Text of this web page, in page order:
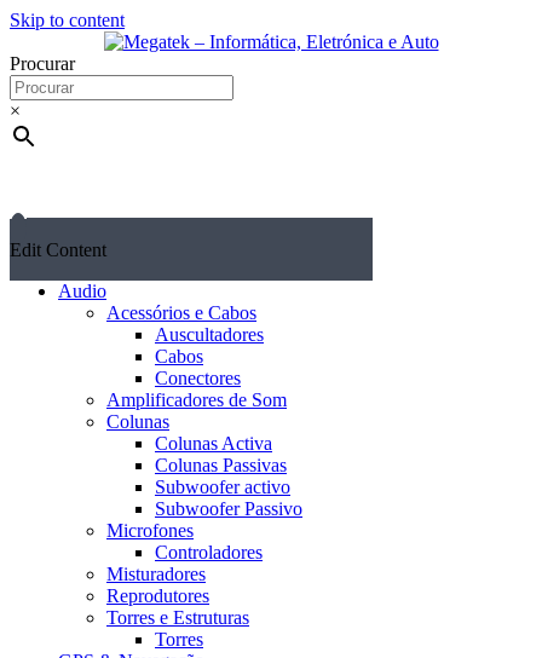
Skip to content
Procurar
×
Edit Content
Audio
Acessórios e Cabos
Auscultadores
Cabos
Conectores
Amplificadores de Som
Colunas
Colunas Activa
Colunas Passivas
Subwoofer activo
Subwoofer Passivo
Microfones
Controladores
Misturadores
Reprodutores
Torres e Estruturas
Torres